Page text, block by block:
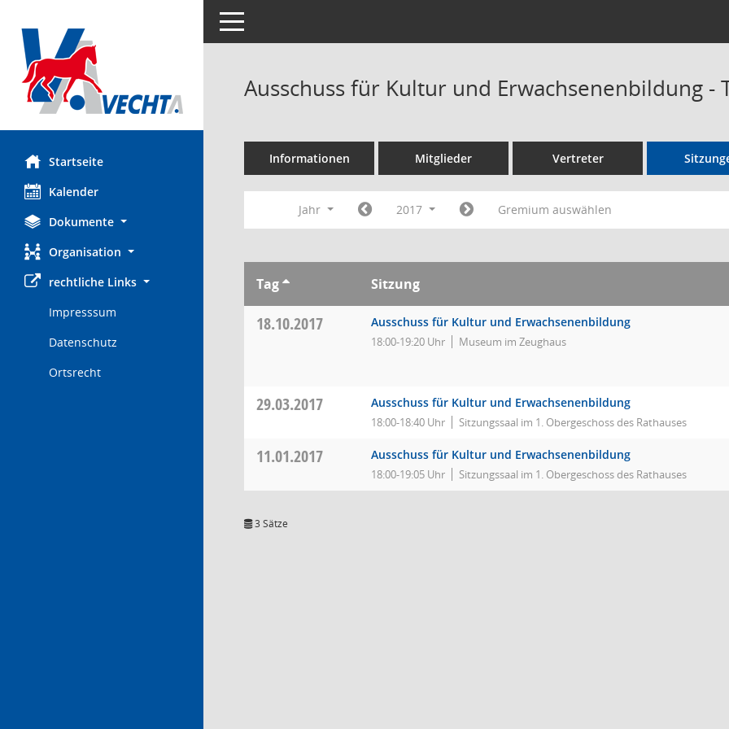
Startseite
Kalender
Dokumente
Organisation
rechtliche Links
Impresssum
Datenschutz
Ortsrecht
Toggle navigation
Ausschuss für Kultur und Erwachsenenbildung -
Informationen Mitglieder Vertreter
Jahr 2017 Gremium auswählen
Tag Sitzung
18.10.2017 Ausschuss für Kultur und Erwachsenenbildung
18:00-19:20 Uhr Museum im Zeughaus
29.03.2017 Ausschuss für Kultur und Erwachsenenbildung
18:00-18:40 Uhr Sitzungssaal im 1. Obergeschoss des Rathauses
11.01.2017 Ausschuss für Kultur und Erwachsenenbildung
18:00-19:05 Uhr Sitzungssaal im 1. Obergeschoss des Rathauses
3 Sätze